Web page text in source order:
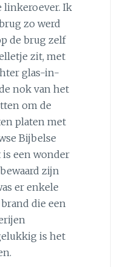
linkeroever. Ik
zo werd
de brug zelf
zit, met
glas-in-
nok van het
om de
platen met
Bijbelse
een wonder
zijn
er enkele
die een
is het